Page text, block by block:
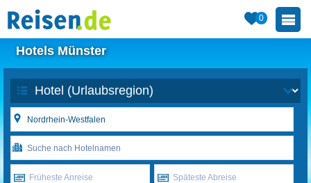
0
Hotels Münster
Früheste Anreise Späteste Abreise